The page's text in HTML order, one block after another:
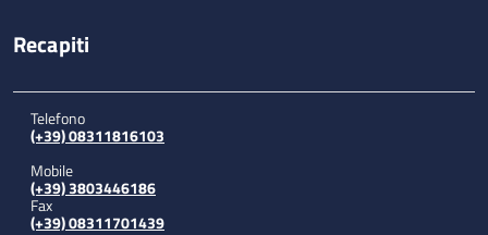
Recapiti
Telefono
(+39) 08311816103
Mobile
(+39) 3803446186
Fax
(+39) 08311701439